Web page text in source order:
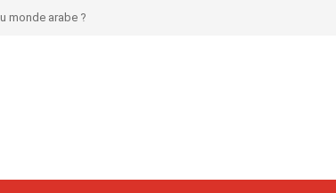
monde arabe ?